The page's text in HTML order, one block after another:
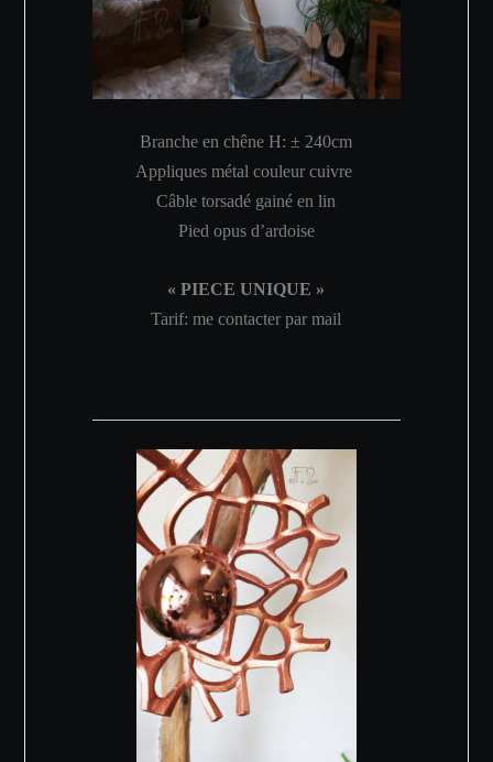
Branche en chêne H: ± 240cm
Appliques métal couleur cuivre
Câble torsadé gainé en lin
Pied opus d’ardoise
« PIECE UNIQUE »
Tarif: me contacter par mail